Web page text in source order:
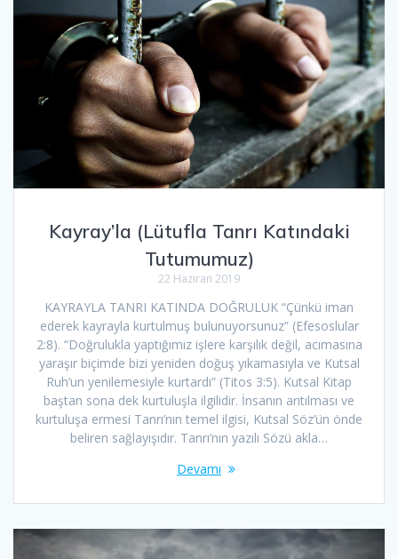
Kayray’la (Lütufla Tanrı Katındaki
Tutumumuz)
22 Haziran 2019
KAYRAYLA TANRI KATINDA DOĞRULUK “Çünkü iman
ederek kayrayla kurtulmuş bulunuyorsunuz” (Efesoslular
2:8). “Doğrulukla yaptığımız işlere karşılık değil, acımasına
yaraşır biçimde bizi yeniden doğuş yıkamasıyla ve Kutsal
Ruh’un yenilemesiyle kurtardı” (Titos 3:5). Kutsal Kitap
baştan sona dek kurtuluşla ilgilidir. İnsanın arıtılması ve
kurtuluşa ermesi Tanrı’nın temel ilgisi, Kutsal Söz’ün önde
beliren sağlayışıdır. Tanrı’nın yazılı Sözü akla…
Devamı